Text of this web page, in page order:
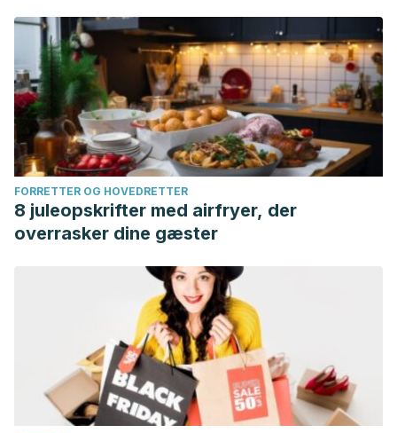
FORRETTER OG HOVEDRETTER
8 juleopskrifter med airfryer, der
overrasker dine gæster